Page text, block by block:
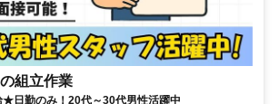
組立作業
★日勤のみ！20代～30代男性活躍中